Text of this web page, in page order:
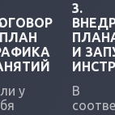
у
3.
И
В